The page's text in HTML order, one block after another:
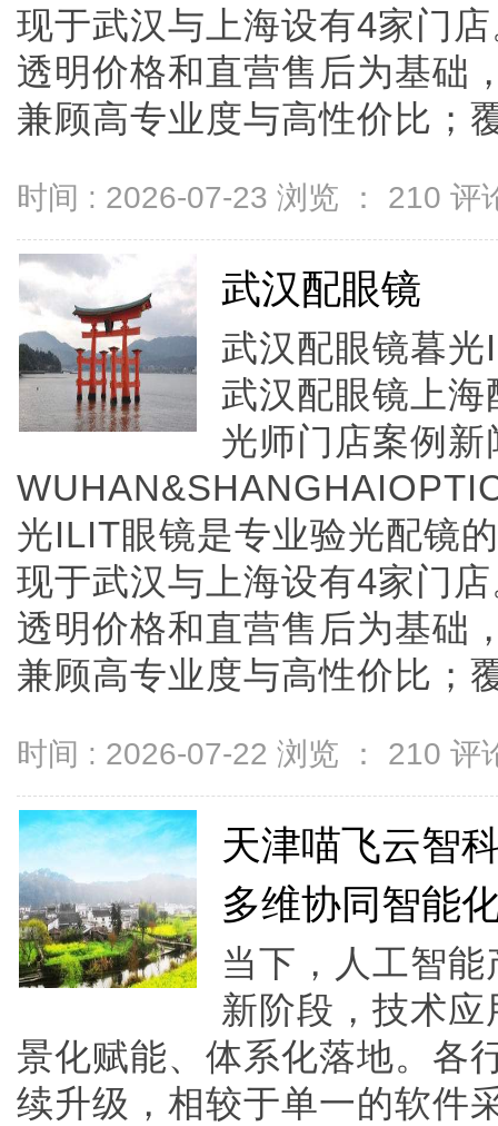
现于武汉与上海设有4家门
透明价格和直营售后为基础
兼顾高专业度与高性价比；
时间 : 2026-07-23 浏览 ： 210 评
武汉配眼镜
武汉配眼镜暮
武汉配眼镜上
光师门店案例新
光ILIT眼镜是专业验光配镜
现于武汉与上海设有4家门
透明价格和直营售后为基础
兼顾高专业度与高性价比；
时间 : 2026-07-22 浏览 ： 210 评
天津喵飞云智
多维协同智能
当下，人工智
新阶段，技术
景化赋能、体系化落地。各
续升级，相较于单一的软件